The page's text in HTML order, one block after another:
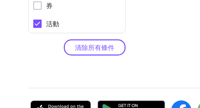
券
活動
清除所有條件